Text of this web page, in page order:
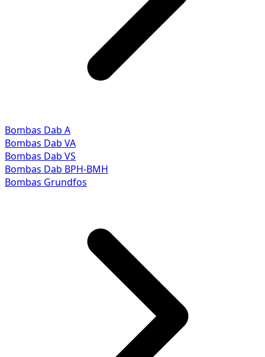
Bombas Dab A
Bombas Dab VA
Bombas Dab VS
Bombas Dab BPH-BMH
Bombas Grundfos